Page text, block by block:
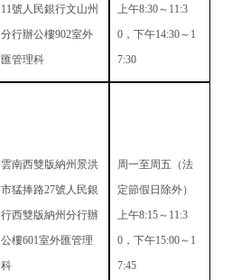
11號人民銀行文山州
分行辦公樓902室外
匯管理科
上午8:30～ 11:3
0 ，下午14:30～ 1
7:30
雲南西雙版納州景洪
市猛捧路27號人民銀
行西雙版納州分行辦
公樓601室外匯管理
科
周一至周五（法
定節假日除外）
上午8:15～ 11:3
0 ，下午15:00～ 1
7:45